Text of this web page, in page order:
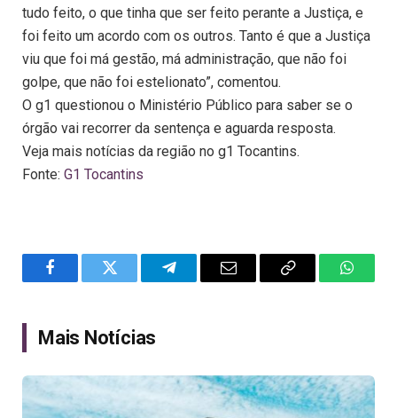
tudo feito, o que tinha que ser feito perante a Justiça, e
foi feito um acordo com os outros. Tanto é que a Justiça
viu que foi má gestão, má administração, que não foi
golpe, que não foi estelionato”, comentou.
O g1 questionou o Ministério Público para saber se o
órgão vai recorrer da sentença e aguarda resposta.
Veja mais notícias da região no g1 Tocantins.
Fonte: G1 Tocantins
FacebookTwitter TelegramEmail
Copy
Mais Notícias